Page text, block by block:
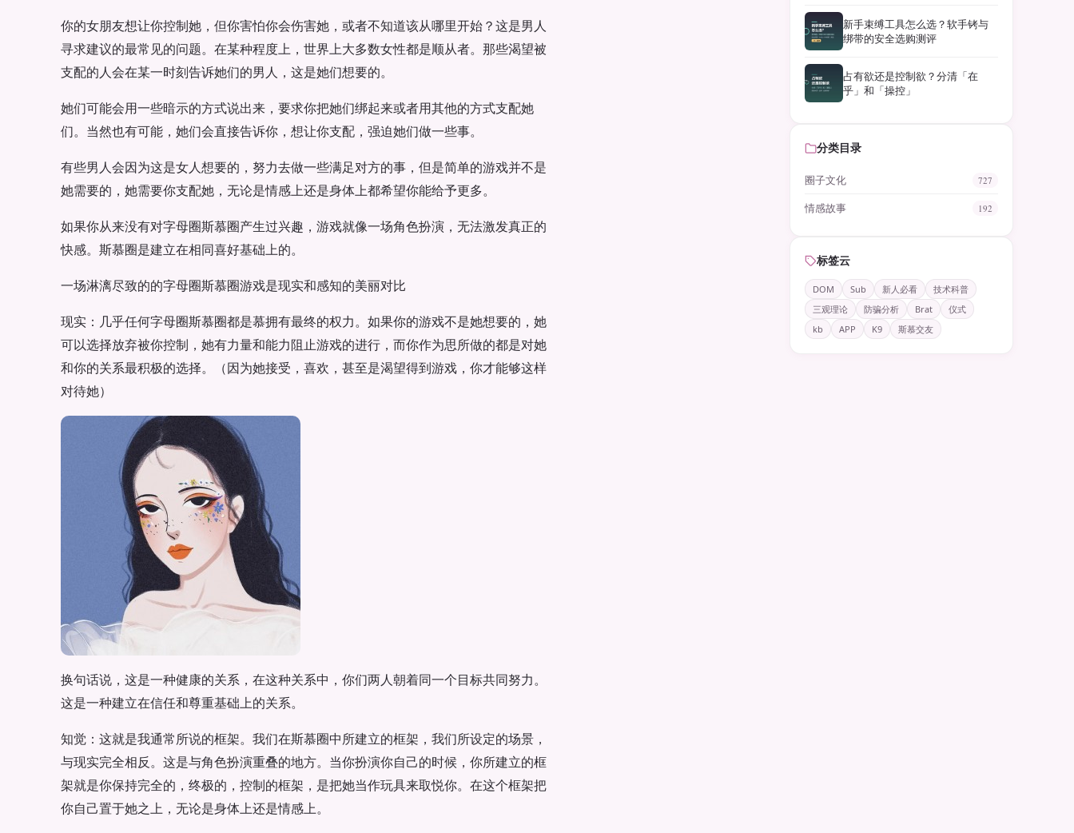
你的女朋友想让你控制她，但你害怕你会伤害她，或者不知道该从哪里开始？这是男人
寻求建议的最常见的问题。在某种程度上，世界上大多数女性都是顺从者。那些渴望被
支配的人会在某一时刻告诉她们的男人，这是她们想要的。
她们可能会用一些暗示的方式说出来，要求你把她们绑起来或者用其他的方式支配她
们。当然也有可能，她们会直接告诉你，想让你支配，强迫她们做一些事。
有些男人会因为这是女人想要的，努力去做一些满足对方的事，但是简单的游戏并不是
她需要的，她需要你支配她，无论是情感上还是身体上都希望你能给予更多。
如果你从来没有对字母圈斯慕圈产生过兴趣，游戏就像一场角色扮演，无法激发真正的
快感。斯慕圈是建立在相同喜好基础上的。
一场淋漓尽致的的字母圈斯慕圈游戏是现实和感知的美丽对比
现实：几乎任何字母圈斯慕圈都是慕拥有最终的权力。如果你的游戏不是她想要的，她
可以选择放弃被你控制，她有力量和能力阻止游戏的进行，而你作为思所做的都是对她
和你的关系最积极的选择。（因为她接受，喜欢，甚至是渴望得到游戏，你才能够这样
对待她）
换句话说，这是一种健康的关系，在这种关系中，你们两人朝着同一个目标共同努力。
这是一种建立在信任和尊重基础上的关系。
知觉：这就是我通常所说的框架。我们在斯慕圈中所建立的框架，我们所设定的场景，
与现实完全相反。这是与角色扮演重叠的地方。当你扮演你自己的时候，你所建立的框
架就是你保持完全的，终极的，控制的框架，是把她当作玩具来取悦你。在这个框架把
你自己置于她之上，无论是身体上还是情感上。
新手束缚工具怎么选？软手铐与
绑带的安全选购测评
占有欲还是控制欲？分清「在
乎」和「操控」
分类目录
圈子文化 727
情感故事 192
标签云
DOM Sub 新人必看
技术科普
三观理论
防骗分析 Brat
仪式
kb
APP K9 斯慕交友